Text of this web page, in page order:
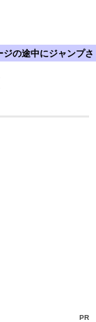
ジの途中にジャンプさ
PR